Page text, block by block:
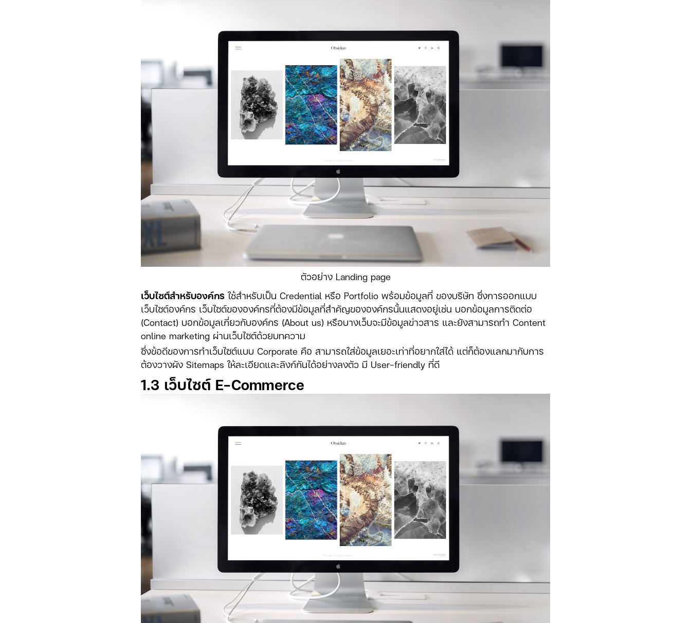
ตัวอย่าง Landing page
เว็บไซต์สำหรับองค์กร ใช้สำหรับเป็น Credential หรือ Portfolio พร้อมข้อมูลที่ ของบริษัท ซึ่งการออกแบบ
เว็บไซต์องค์กร เว็บไซต์ขององค์กรที่ต้องมีข้อมูลที่สำคัญขององค์กรนั้นแสดงอยู่เช่น บอกข้อมูลการติดต่อ
(Contact) บอกข้อมูลเกี่ยวกับองค์กร (About us) หรือบางเว็บจะมีข้อมูลข่าวสาร และยังสามารถทำ Content
online marketing ผ่านเว็บไซต์ด้วยบทความ
ซึ่งข้อดีของการทำเว็บไซต์แบบ Corporate คือ สามารถใส่ข้อมูลเยอะเท่าที่อยากใส่ได้ แต่ก็ต้องแลกมากับการ
ต้องวางผัง Sitemaps ให้ละเอียดและลิงก์กันได้อย่างลงตัว มี User-friendly ที่ดี
1.3 เว็บไซต์ E-Commerce